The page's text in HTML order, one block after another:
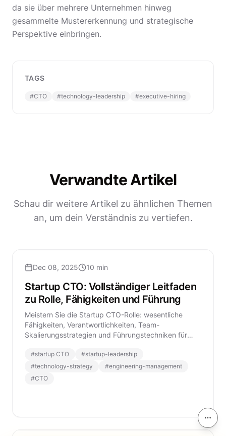
da sie über mehrere Unternehmen hinweg
gesammelte Mustererkennung und strategische
Perspektive einbringen.
TAGS
#CTO #technology-leadership #executive-hiring
Verwandte Artikel
Schau dir weitere Artikel zu ähnlichen Themen
an, um dein Verständnis zu vertiefen.
Dec 08, 2025 10 min
Startup CTO: Vollständiger Leitfaden
zu Rolle, Fähigkeiten und Führung
Meistern Sie die Startup CTO-Rolle: wesentliche
Fähigkeiten, Verantwortlichkeiten, Team-
Skalierungsstrategien und Führungstechniken für
#startup CTO #startup-leadership
#technology-strategy #engineering-management
#CTO
Auf